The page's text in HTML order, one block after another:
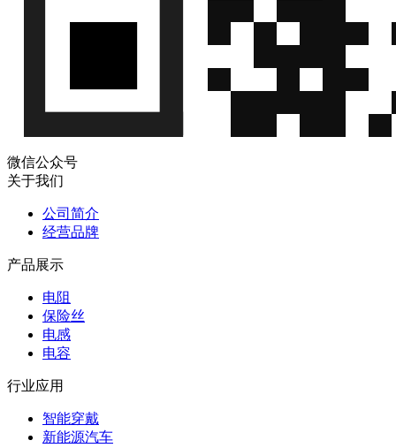
微信公众号
关于我们
公司简介
经营品牌
产品展示
电阻
保险丝
电感
电容
行业应用
智能穿戴
新能源汽车